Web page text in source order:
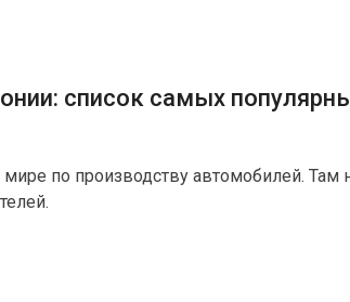
список самых
по производству автомобилей. Там